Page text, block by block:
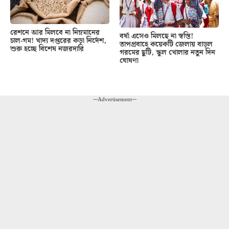
রেশনে আর মিলবে না নিম্নমানের
চাল-গম! খাদ্য দপ্তরের কড়া নির্দেশ,
শুরু হচ্ছে বিশেষ নজরদারি
বর্ষা এসেও মিলছে না স্বস্তি!
তাপপ্রবাহে কয়েকটি জেলায় বাড়ল
গরমের ছুটি, স্কুল খোলার নতুন দিন
ঘোষণা
---Advertisement---